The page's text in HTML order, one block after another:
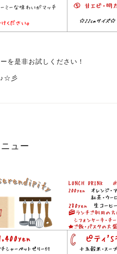
を是非お試しください！
彡
ュー